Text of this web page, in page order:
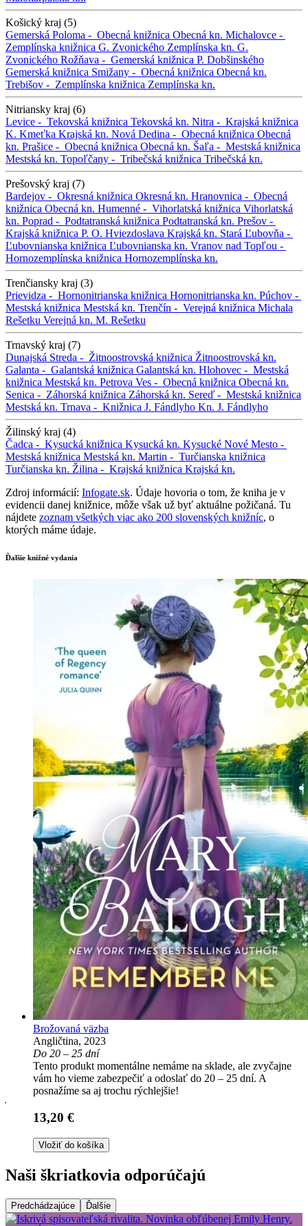
Košický kraj (5)
Gemerská Poloma - Obecná knižnica Obecná kn. Michalovce -
Zemplínska knižnica G. Zvonického Zemplínska kn. G.
Zvonického Rožňava - Gemerská knižnica P. Dobšinského
Gemerská knižnica Smižany - Obecná knižnica Obecná kn.
Trebišov - Zemplínska knižnica Zemplínska kn.
Nitriansky kraj (6)
Levice - Tekovská knižnica Tekovská kn. Nitra - Krajská knižnica
K. Kmeťka Krajská kn. Nová Dedina - Obecná knižnica Obecná
kn. Prašice - Obecná knižnica Obecná kn. Šaľa - Mestská knižnica
Mestská kn. Topoľčany - Tribečská knižnica Tribečská kn.
Prešovský kraj (7)
Bardejov - Okresná knižnica Okresná kn. Hranovnica - Obecná
knižnica Obecná kn. Humenné - Vihorlatská knižnica Vihorlatská
kn. Poprad - Podtatranská knižnica Podtatranská kn. Prešov -
Krajská knižnica P. O. Hviezdoslava Krajská kn. Stará Ľubovňa -
Ľubovnianska knižnica Ľubovnianska kn. Vranov nad Topľou -
Hornozemplínska knižnica Hornozemplínska kn.
Trenčiansky kraj (3)
Prievidza - Hornonitrianska knižnica Hornonitrianska kn. Púchov -
Mestská knižnica Mestská kn. Trenčín - Verejná knižnica Michala
Rešetku Verejná kn. M. Rešetku
Trnavský kraj (7)
Dunajská Streda - Žitnoostrovská knižnica Žitnoostrovská kn.
Galanta - Galantská knižnica Galantská kn. Hlohovec - Mestská
knižnica Mestská kn. Petrova Ves - Obecná knižnica Obecná kn.
Senica - Záhorská knižnica Záhorská kn. Sereď - Mestská knižnica
Mestská kn. Trnava - Knižnica J. Fándlyho Kn. J. Fándlyho
Žilinský kraj (4)
Čadca - Kysucká knižnica Kysucká kn. Kysucké Nové Mesto -
Mestská knižnica Mestská kn. Martin - Turčianska knižnica
Turčianska kn. Žilina - Krajská knižnica Krajská kn.
Zdroj informácií: Infogate.sk. Údaje hovoria o tom, že kniha je v
evidencii danej knižnice, môže však už byť aktuálne požičaná. Tu
nájdete zoznam všetkých viac ako 200 slovenských knižníc, o
ktorých máme údaje.
Ďalšie knižné vydania
Brožovaná väzba
Angličtina, 2023
Do 20 – 25 dní
Tento produkt momentálne nemáme na sklade, ale zvyčajne
vám ho vieme zabezpečiť a odoslať do 20 – 25 dní. A
posnažíme sa aj trochu rýchlejšie!
13,20 €
Vložiť do košíka
Naši škriatkovia odporúčajú
Predchádzajúce Ďalšie